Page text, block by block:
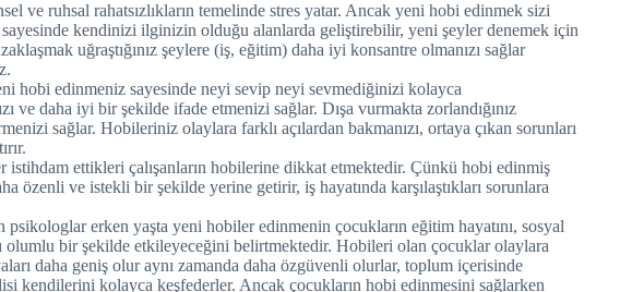
ve ruhsal rahatsızlıkların temelinde stres yatar. Ancak yeni hobi edinmek sizi
sayesinde kendinizi ilginizin olduğu alanlarda geliştirebilir, yeni şeyler denemek için
uğraştığınız şeylere (iş, eğitim) daha iyi konsantre olmanızı sağlar
hobi edinmeniz sayesinde neyi sevip neyi sevmediğinizi kolayca
ve daha iyi bir şekilde ifade etmenizi sağlar. Dışa vurmakta zorlandığınız
sağlar. Hobileriniz olaylara farklı açılardan bakmanızı, ortaya çıkan sorunları
istihdam ettikleri çalışanların hobilerine dikkat etmektedir. Çünkü hobi edinmiş
özenli ve istekli bir şekilde yerine getirir, iş hayatında karşılaştıkları sorunlara
psikologlar erken yaşta yeni hobiler edinmenin çocukların eğitim hayatını, sosyal
olumlu bir şekilde etkileyeceğini belirtmektedir. Hobileri olan çocuklar olaylara
daha geniş olur aynı zamanda daha özgüvenli olurlar, toplum içerisinde
kendilerini kolayca keşfederler. Ancak çocukların hobi edinmesini sağlarken